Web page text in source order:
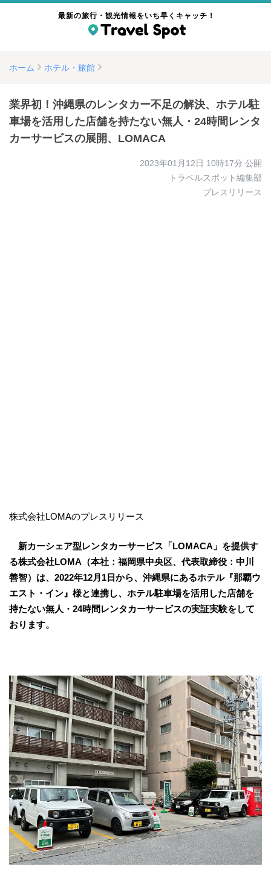
最新の旅行・観光情報をいち早くキャッチ！
ホーム ホテル・旅館
業界初！沖縄県のレンタカー不足の解決、ホテル駐
車場を活用した店舗を持たない無人・24時間レンタ
カーサービスの展開、LOMACA
2023年01月12日 10時17分 公開
トラベルスポット編集部
プレスリリース
株式会社LOMAのプレスリリース
新カーシェア型レンタカーサービス「LOMACA」を提供す
る株式会社LOMA（本社：福岡県中央区、代表取締役：中川
善智）は、2022年12月1日から、沖縄県にあるホテル『那覇ウ
エスト・イン』様と連携し、ホテル駐車場を活用した店舗を
持たない無人・24時間レンタカーサービスの実証実験をして
おります。